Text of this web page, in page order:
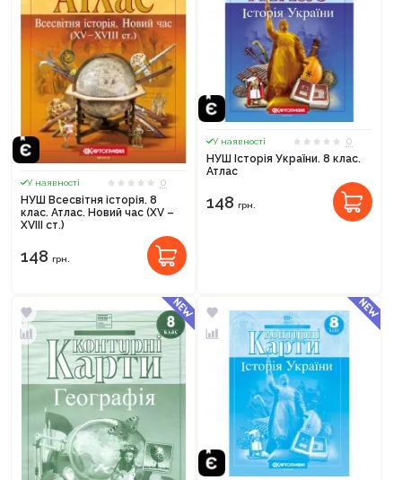
У наявності
0
НУШ Всесвітня історія. 8
клас. Атлас. Новий час (XV –
XVIII ст.)
148 грн.
У наявності
0
НУШ Історія України. 8 клас.
Атлас
148 грн.